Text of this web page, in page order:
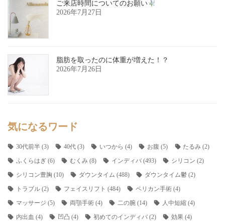
ご来店時間についてのお願い
2026年7月27日
脂肪を取ったのに体重が増えた！？
2026年7月26日
気になるワード
30代前半(3) 40代(3) いつから (4) お腹 (5) たるみ (2)
ふくらはぎ(6) むくみ(8) インディバ (493) シリコン (2)
シリコン豊胸 (10) ダウンタイム (488) ダウンタイム鬱 (2)
トラブル(2) フェイスリフト (484) ペリカン手術 (4)
マッサージ (5) 両顎手術(4) 二の腕 (14) 人中短縮 (4)
内出血 (4) 凹凸 (4) 初めてのインディバ (2) 効果 (4)